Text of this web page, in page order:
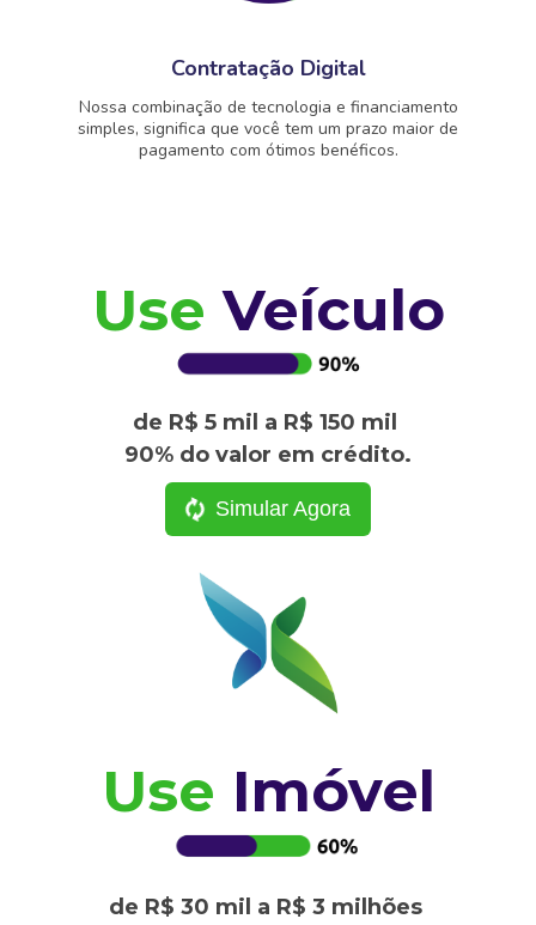
Contratação Digital
Nossa combinação de tecnologia e financiamento
simples, significa que você tem um prazo maior de
pagamento com ótimos benéficos.
UseVeículo
de R$ 5 mil a R$ 150 mil
90% do valor em crédito.
Simular Agora
Use Imóvel
de R$ 30 mil a R$ 3 milhões